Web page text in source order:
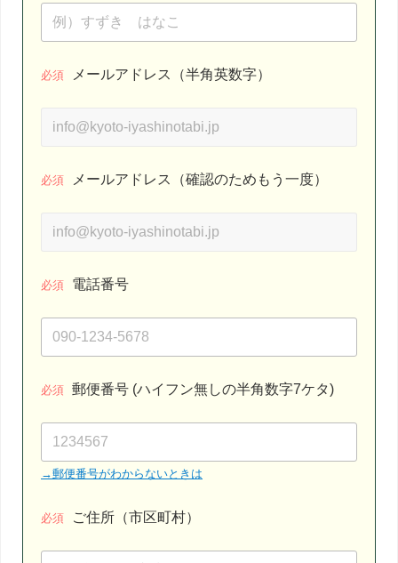
必須 メールアドレス（半角英数字）
必須 メールアドレス（確認のためもう一度）
必須 電話番号
必須 郵便番号 (ハイフン無しの半角数字7ケタ)
→郵便番号がわからないときは
必須 ご住所（市区町村）